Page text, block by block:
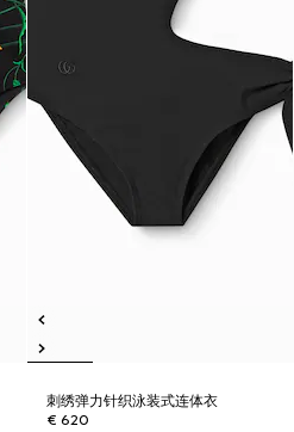
刺绣弹力针织泳装式连体衣
€ 620